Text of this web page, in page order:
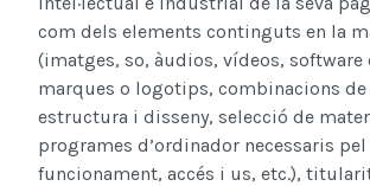
com dels elements continguts en la
(imatges, so, àudios, vídeos, software
marques o logotips, combinacions de
estructura i disseny, selecció de
programes d’ordinador necessaris pel
funcionament, accés i us, etc.),